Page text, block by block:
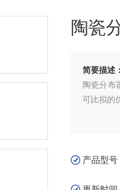
陶瓷
简要描述：
陶瓷分布
可比拟的
产品型号